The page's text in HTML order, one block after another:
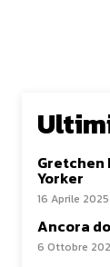
Gretchen
Yorker
16 Aprile 2025
Ancora
6 Ottobre